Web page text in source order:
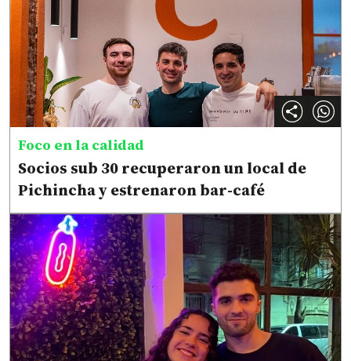
Foco en la calidad
Socios sub 30 recuperaron un local de
Pichincha y estrenaron bar-café